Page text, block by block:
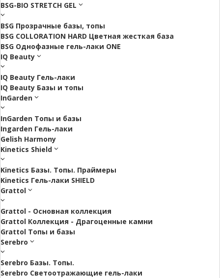
BSG-BIO STRETCH GEL
BSG Прозрачные базы, топы
BSG COLLORATION HARD Цветная жесткая база
BSG Однофазные гель-лаки ONE
IQ Beauty
IQ Beauty Гель-лаки
IQ Beauty Базы и топы
InGarden
InGarden Топы и базы
Ingarden Гель-лаки
Gelish Harmony
Kinetics Shield
Kinetics Базы. Топы. Праймеры
Kinetics Гель-лаки SHIELD
Grattol
Grattol - Oснoвнaя коллекция
Grattol Коллекция - Драгоценные камни
Grattol Топы и базы
Serebro
Serebro Базы. Топы.
Serebro Светоотражающие гель-лаки